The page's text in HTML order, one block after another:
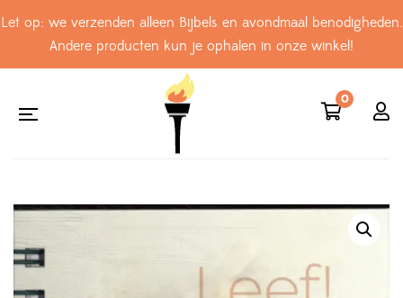
Let op: we verzenden alleen Bijbels en avondmaal benodigheden.
Andere producten kun je ophalen in onze winkel!
0